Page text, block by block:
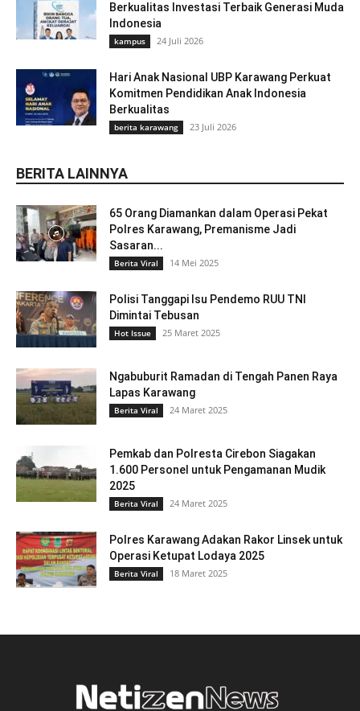
Berkualitas Investasi Terbaik Generasi Muda
Indonesia
kampus 24 Juli 2026
Hari Anak Nasional UBP Karawang Perkuat
Komitmen Pendidikan Anak Indonesia
Berkualitas
berita karawang 23 Juli 2026
BERITA LAINNYA
65 Orang Diamankan dalam Operasi Pekat
Polres Karawang, Premanisme Jadi
Sasaran...
Berita Viral 14 Mei 2025
Polisi Tanggapi Isu Pendemo RUU TNI
Dimintai Tebusan
Hot Issue 25 Maret 2025
Ngabuburit Ramadan di Tengah Panen Raya
Lapas Karawang
Berita Viral 24 Maret 2025
Pemkab dan Polresta Cirebon Siagakan
1.600 Personel untuk Pengamanan Mudik
2025
Berita Viral 24 Maret 2025
Polres Karawang Adakan Rakor Linsek untuk
Operasi Ketupat Lodaya 2025
Berita Viral 18 Maret 2025